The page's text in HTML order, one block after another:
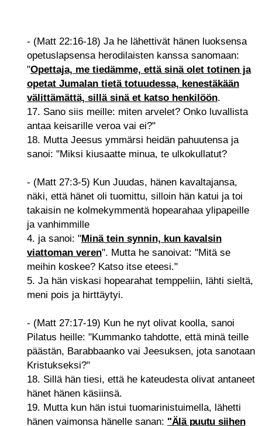
- (Matt 22:16-18) Ja he lähettivät hänen luoksensa
opetuslapsensa herodilaisten kanssa sanomaan:
"Opettaja, me tiedämme, että sinä olet totinen ja
opetat Jumalan tietä totuudessa, kenestäkään
välittämättä, sillä sinä et katso henkilöön.
17. Sano siis meille: miten arvelet? Onko luvallista
antaa keisarille veroa vai ei?"
18. Mutta Jeesus ymmärsi heidän pahuutensa ja
sanoi: "Miksi kiusaatte minua, te ulkokullatut?
- (Matt 27:3-5) Kun Juudas, hänen kavaltajansa,
näki, että hänet oli tuomittu, silloin hän katui ja toi
takaisin ne kolmekymmentä hopearahaa ylipapeille
ja vanhimmille
4. ja sanoi: "Minä tein synnin, kun kavalsin
viattoman veren". Mutta he sanoivat: "Mitä se
meihin koskee? Katso itse eteesi."
5. Ja hän viskasi hopearahat temppeliin, lähti sieltä,
meni pois ja hirttäytyi.
- (Matt 27:17-19) Kun he nyt olivat koolla, sanoi
Pilatus heille: "Kummanko tahdotte, että minä teille
päästän, Barabbaanko vai Jeesuksen, jota sanotaan
Kristukseksi?"
18. Sillä hän tiesi, että he kateudesta olivat antaneet
hänet hänen käsiinsä.
19. Mutta kun hän istui tuomarinistuimella, lähetti
hänen vaimonsa hänelle sanan: "Älä puutu siihen